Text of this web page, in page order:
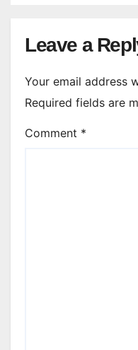
Leave a
Your email address
Required fields are
Comment *